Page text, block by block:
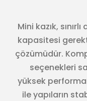
Mini kazık,
kapasitesi
çözümüdür.
seçenekleri
yüksek
ile yapıların